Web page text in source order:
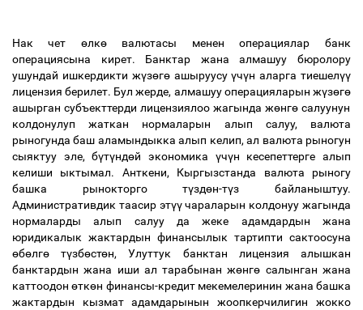
Нак чет өлкө валютасы менен операциялар банк
операциясына кирет. Банктар жана алмашуу бюролору
ушундай ишкердикти жүзөгөашыруусуүчүн аларга тиешелүү
лицензия берилет. Бул жерде, алмашуу операцияларын жүзөгө
ашырган субъекттерди лицензиялоо жагында жөнгө салуунун
колдонулуп жаткан нормаларын алып салуу, валюта
рыногунда баш аламындыкка алып келип, ал валюта рыногун
сыяктуу эле, бүтүндөй экономика үчүн кесепеттерге алып
келиши ыктымал. Анткени, Кыргызстанда валюта рыногу
башка рынокторго түздөн-түз байланыштуу.
Административдик таасир этүүчараларын колдонуу жагында
нормаларды алып салуу да жеке адамдардын жана
юридикалык жактардын финансылык тартипти сактоосуна
өбөлгө түзбөстөн, Улуттук банктан лицензия алышкан
банктардын жана иши ал тарабынан жөнгө салынган жана
каттоодонөткөн финансы-кредит мекемелеринин жана башка
жактардын кызмат адамдарынын жоопкерчилигин жокко